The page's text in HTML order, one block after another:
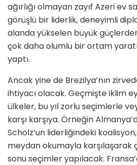
ağırlığı olmayan zayıf Azeri ev
görüşlü bir liderlik, deneyimli
alanda yükselen büyük
çok daha olumlu bir ortam
yaptı.
Ancak yine de Brezilya’nın
ihtiyacı olacak. Geçmişte iklim
ülkeler, bu yıl zorlu seçimlerle
karşı karşıya. Örneğin
Scholz’un liderliğindeki
meydan okumayla karşılaşarak
sonu seçimler yapılacak.